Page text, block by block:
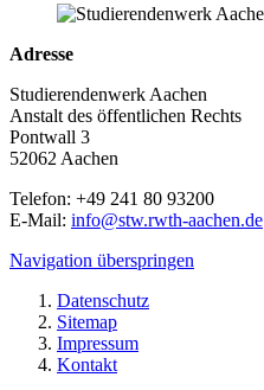
Adresse
Studierendenwerk Aachen
Anstalt des öffentlichen Rechts
Pontwall 3
52062 Aachen
Telefon: +49 241 80 93200
E-Mail: info@stw.rwth-aachen.de
Navigation überspringen
Datenschutz
Sitemap
Impressum
Kontakt